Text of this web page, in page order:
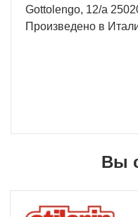
Gottolengo, 12/a
Произведено в
Вы